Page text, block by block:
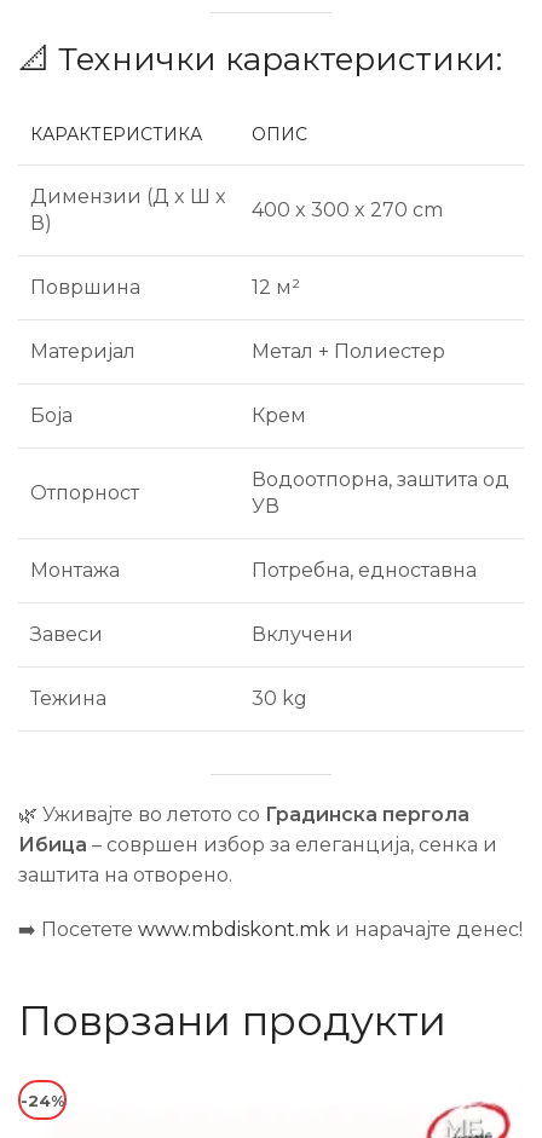
📐 Технички карактеристики:
КАРАКТЕРИСТИКА ОПИС
Димензии (Д x Ш x
В)
400 x 300 x 270 cm
Површина 12 м²
Материјал Метал + Полиестер
Боја Крем
Отпорност
Водоотпорна, заштита од
УВ
Монтажа Потребна, едноставна
Завеси Вклучени
Тежина 30 kg
🌿 Уживајте во летото со Градинска пергола
Ибица – совршен избор за елеганција, сенка и
заштита на отворено.
➡️ Посетете www.mbdiskont.mk и нарачајте денес!
Поврзани продукти
-24%